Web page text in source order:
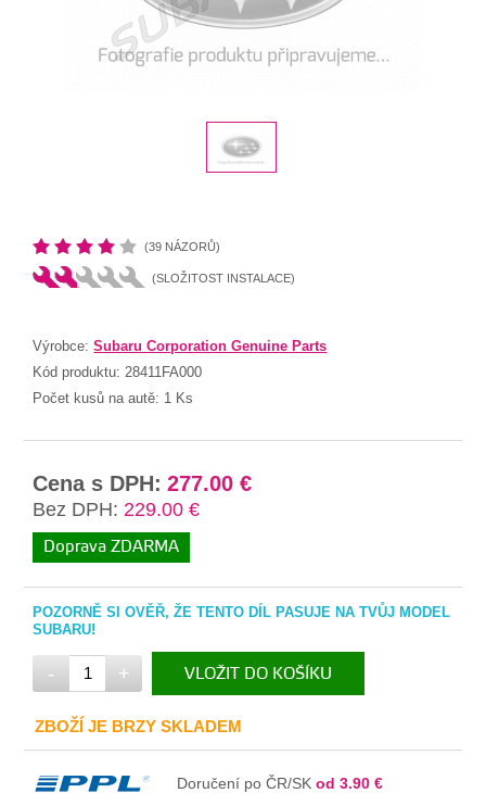
(39 NÁZORŮ)
(SLOŽITOST INSTALACE)
Výrobce:Subaru Corporation Genuine Parts
Kód produktu: 28411FA000
Počet kusů na autě: 1 Ks
Cena s DPH: 277.00 €
Bez DPH: 229.00 €
Doprava ZDARMA
POZORNĚ SI OVĚŘ, ŽE TENTO DÍL PASUJE NA TVŮJ MODEL
SUBARU!
- + VLOŽIT DO KOŠÍKU
V KOŠÍKU
ZBOŽÍ JE BRZY SKLADEM
Doručení po ČR/SKod 3.90 €